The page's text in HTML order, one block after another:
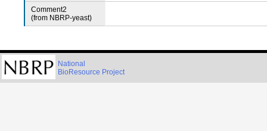
Comment2
(from NBRP-yeast)
National
BioResource Project